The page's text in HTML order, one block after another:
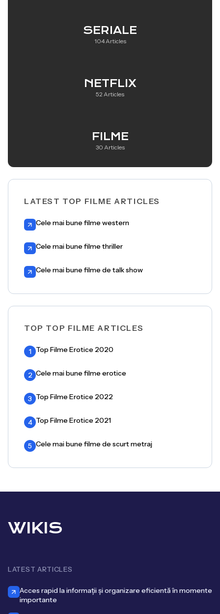
SERIALE
104 Articles
NETFLIX
52 Articles
FILME
30 Articles
LATEST TOP FILME ARTICLES
Cele mai bune filme western
Cele mai bune filme thriller
Cele mai bune filme de talk show
TOP TOP FILME ARTICLES
1 Top Filme Erotice 2020
2 Cele mai bune filme erotice
3 Top Filme Erotice 2022
4 Top Filme Erotice 2021
5 Cele mai bune filme de scurt metraj
WIKIS
LATEST ARTICLES
Acces rapid la informații și organizare eficientă în momente
importante